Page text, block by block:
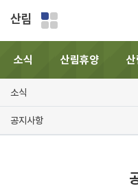
산림
소식 산림휴양
소식
공지사항